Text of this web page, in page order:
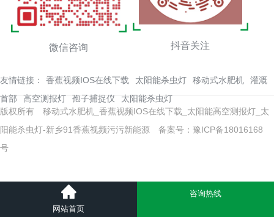
微信咨询 抖音关注
友情链接： 香蕉视频IOS在线下载 太阳能杀虫灯 移动式水肥机
灌溉
首部
高空测报灯 孢子捕捉仪
太阳能杀虫灯
版权所有 移动式水肥机_香蕉视频IOS在线下载_太阳能高空测报灯_太
阳能杀虫灯-新乡91香蕉视频污污新能源 备案号：豫ICP备18016168
号
网站首页
咨询热线